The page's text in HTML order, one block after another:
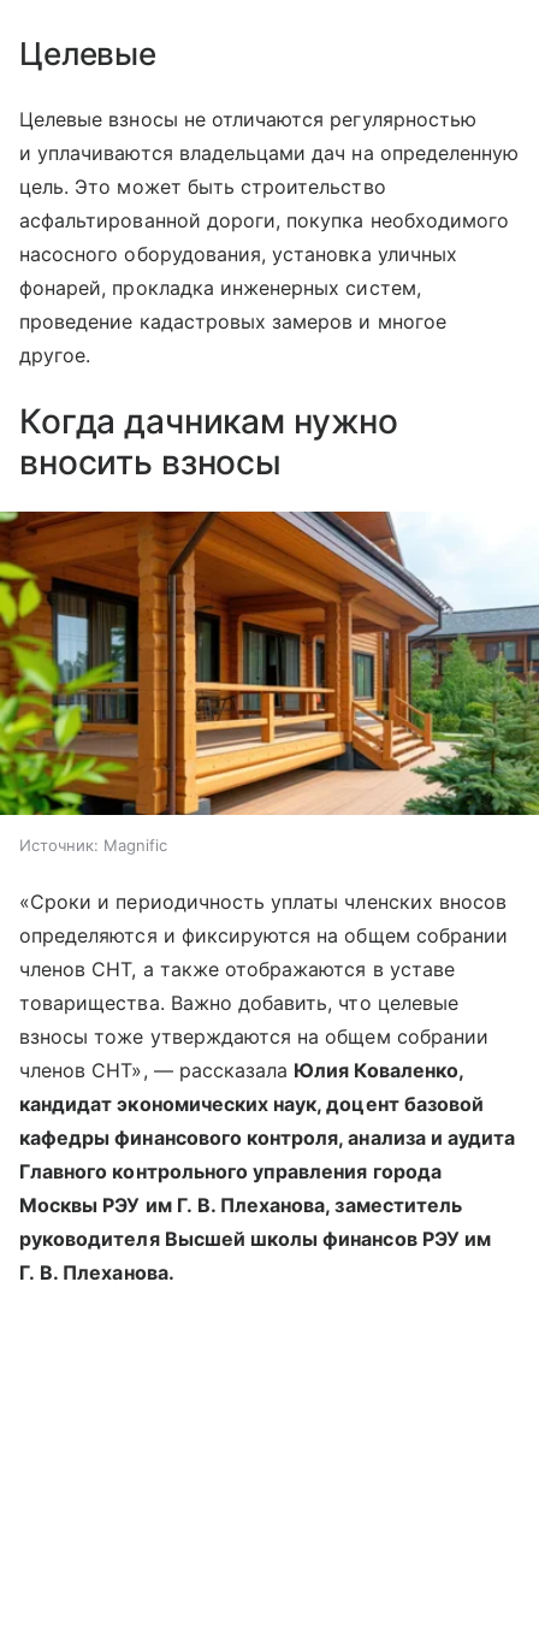
Целевые
Целевые взносы не отличаются регулярностью
и уплачиваются владельцами дач на определенную
цель. Это может быть строительство
асфальтированной дороги, покупка необходимого
насосного оборудования, установка уличных
фонарей, прокладка инженерных систем,
проведение кадастровых замеров и многое
другое.
Когда дачникам нужно
вносить взносы
Источник: Magnific
«Сроки и периодичность уплаты членских вносов
определяются и фиксируются на общем собрании
членов СНТ, а также отображаются в уставе
товарищества. Важно добавить, что целевые
взносы тоже утверждаются на общем собрании
членов СНТ», — рассказала Юлия Коваленко,
кандидат экономических наук, доцент базовой
кафедры финансового контроля, анализа и аудита
Главного контрольного управления города
Москвы РЭУ им Г. В. Плеханова, заместитель
руководителя Высшей школы финансов РЭУ им
Г. В. Плеханова.